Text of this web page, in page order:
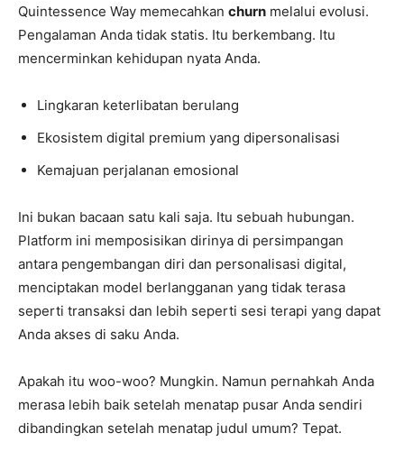
Quintessence Way memecahkan churn melalui evolusi.
Pengalaman Anda tidak statis. Itu berkembang. Itu
mencerminkan kehidupan nyata Anda.
Lingkaran keterlibatan berulang
Ekosistem digital premium yang dipersonalisasi
Kemajuan perjalanan emosional
Ini bukan bacaan satu kali saja. Itu sebuah hubungan.
Platform ini memposisikan dirinya di persimpangan
antara pengembangan diri dan personalisasi digital,
menciptakan model berlangganan yang tidak terasa
seperti transaksi dan lebih seperti sesi terapi yang dapat
Anda akses di saku Anda.
Apakah itu woo-woo? Mungkin. Namun pernahkah Anda
merasa lebih baik setelah menatap pusar Anda sendiri
dibandingkan setelah menatap judul umum? Tepat.